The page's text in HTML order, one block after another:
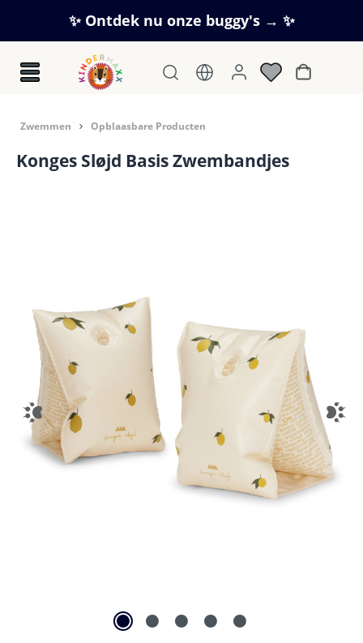
Ga naar de hoofdinhoud
✨ Ontdek nu onze buggy's → ✨
Zwemmen Opblaasbare Producten
Konges Sløjd Basis Zwembandjes